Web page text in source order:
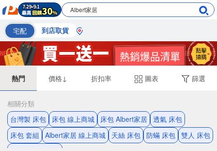
宅配 到店取貨
熱門 價格↓ 折扣率 圖表 篩選
相關分類
台灣製 床包
床包 線上商城 床包 Albert家居 透氣 床包
床包 套組
Albert家居 線上商城 天絲 床包 防蟎 床包 雙人 床包